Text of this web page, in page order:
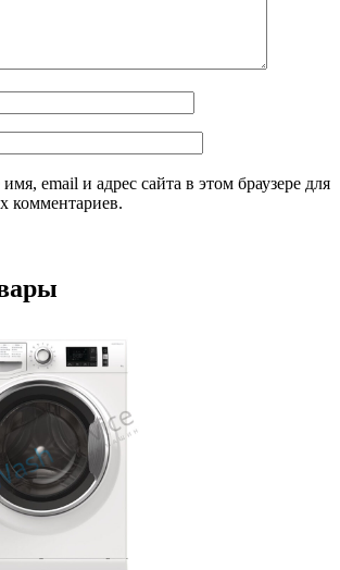
email и адрес сайта в этом браузере для
комментариев.